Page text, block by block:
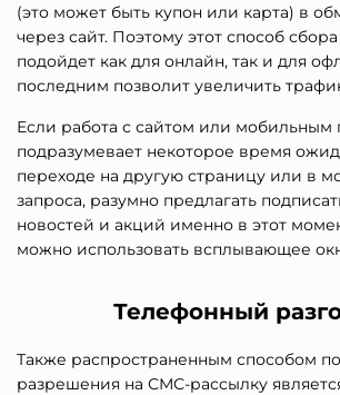
(это может быть купон или карта) в
через сайт. Поэтому этот способ
подойдет как для онлайн, так и для
последним позволит увеличить
Если работа с сайтом или
подразумевает некоторое время
переходе на другую страницу или в
запроса, разумно предлагать
новостей и акций именно в этот
можно использовать всплывающее
Телефонный
Также распространенным способом
разрешения на СМС-рассылку